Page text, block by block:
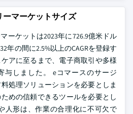
マーケットサイズ
ーケットは2023年に726.9億米ドル
年の間に2.5%以上のCAGRを登録す
アに至るまで、電子商取引や多様
与しました。 eコマースのサージ
処理ソリューションを必要としま
めの信頼できるツールを必要とし
人形は、作業の合理化に不可欠で